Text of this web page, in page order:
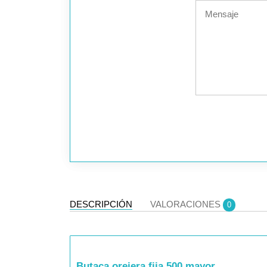
DESCRIPCIÓN VALORACIONES 0